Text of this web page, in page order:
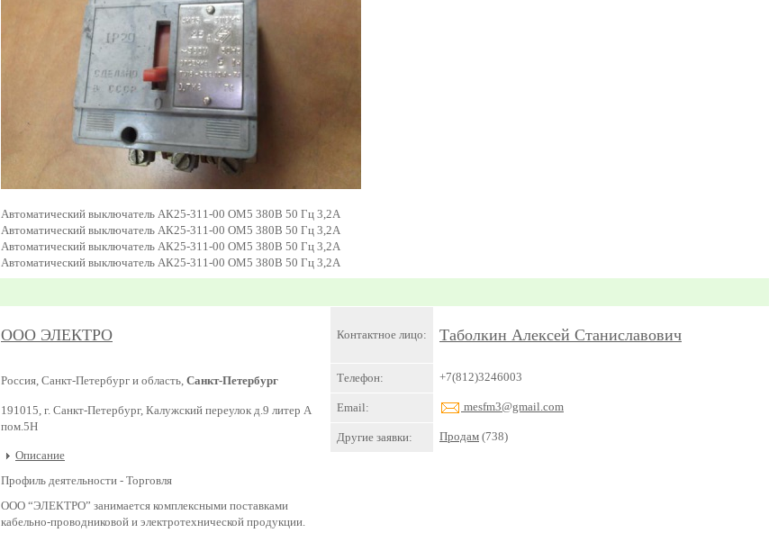
Автоматический выключатель АК25-311-00 ОМ5 380В 50 Гц 3,2А
Автоматический выключатель АК25-311-00 ОМ5 380В 50 Гц 3,2А
Автоматический выключатель АК25-311-00 ОМ5 380В 50 Гц 3,2А
Автоматический выключатель АК25-311-00 ОМ5 380В 50 Гц 3,2А
ООО ЭЛЕКТРО
Россия, Санкт-Петербург и область, Санкт-Петербург
191015, г. Санкт-Петербург, Калужский переулок д.9 литер А
пом.5Н
Описание
Профиль деятельности - Торговля
ООО “ЭЛЕКТРО” занимается комплексными поставками
кабельно-проводниковой и электротехнической продукции.
Контактное лицо: Таболкин Алексей Станиславович
Телефон: +7(812)3246003
Email: mesfm3@gmail.com
Другие заявки: Продам (738)